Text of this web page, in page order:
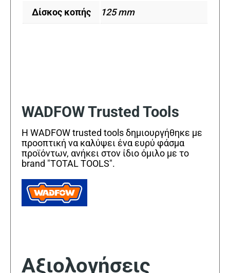
Δίσκος κοπής
125 mm
WADFOW Trusted Tools
Η WADFOW trusted tools δημιουργήθηκε με
προοπτική να καλύψει ένα ευρύ φάσμα
προϊόντων, ανήκει στον ίδιο όμιλο με το
brand "TOTAL TOOLS".
Αξιολογήσεις